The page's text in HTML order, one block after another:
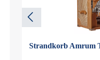
Strandkorb Amrum